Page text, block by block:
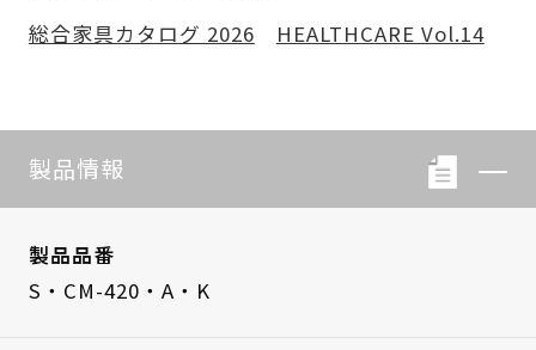
総合家具カタログ 2026 HEALTHCARE Vol.14
製品情報
製品品番
S・CM-420・A・K